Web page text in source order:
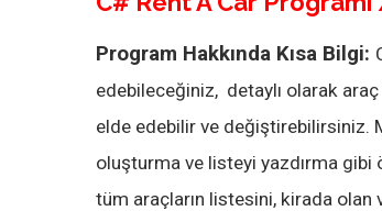
Program Hakkında Kısa Bilgi:
edebileceğiniz, detaylı olarak
elde edebilir ve değiştirebilirsiniz.
oluşturma ve listeyi yazdırma gibi
tüm araçların listesini, kirada olan